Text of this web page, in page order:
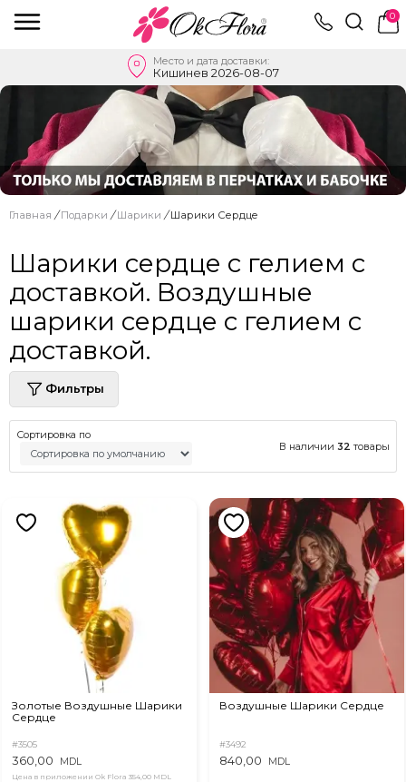
0
Место и дата доставки:
Кишинев 2026-08-07
Главная / Подарки / Шарики / Шарики Сердце
Шарики сердце с гелием с
доставкой. Воздушные
шарики сердце с гелием с
доставкой.
Фильтры
Сортировка по
В наличии 32 товары
Золотые Воздушные Шарики
Сердце
#3505
360,00 MDL
Цена в приложении Ok Flora 354,00 MDL
Воздушные Шарики Сердце
#3492
840,00 MDL